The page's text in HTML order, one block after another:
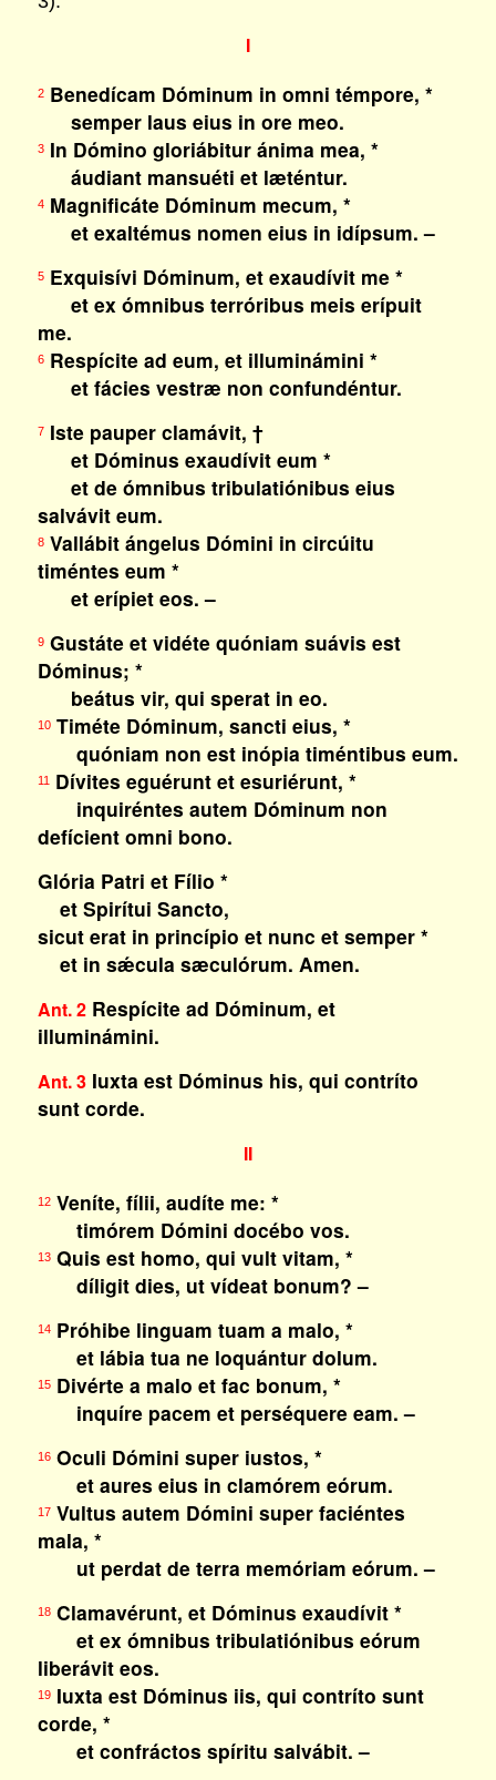
I
2Benedícam Dóminum in omni témpore, *
semper laus eius in ore meo.
3In Dómino gloriábitur ánima mea, *
áudiant mansuéti et læténtur.
4Magnificáte Dóminum mecum, *
et exaltémus nomen eius in idípsum. –
5Exquisívi Dóminum, et exaudívit me *
et ex ómnibus terróribus meis erípuit
me.
6Respícite ad eum, et illuminámini *
et fácies vestræ non confundéntur.
7Iste pauper clamávit, †
et Dóminus exaudívit eum *
et de ómnibus tribulatiónibus eius
salvávit eum.
8Vallábit ángelus Dómini in circúitu
timéntes eum *
et erípiet eos. –
9Gustáte et vidéte quóniam suávis est
Dóminus; *
beátus vir, qui sperat in eo.
10Timéte Dóminum, sancti eius, *
quóniam non est inópia timéntibus eum.
11Dívites eguérunt et esuriérunt, *
inquiréntes autem Dóminum non
defícient omni bono.
Glória Patri et Fílio *
et Spirítui Sancto,
sicut erat in princípio et nunc et semper *
et in sǽcula sæculórum. Amen.
Ant. 2Respícite ad Dóminum, et
illuminámini.
Ant. 3Iuxta est Dóminus his, qui contríto
sunt corde.
II
12Veníte, fílii, audíte me: *
timórem Dómini docébo vos.
13Quis est homo, qui vult vitam, *
díligit dies, ut vídeat bonum? –
14Próhibe linguam tuam a malo, *
et lábia tua ne loquántur dolum.
15Divérte a malo et fac bonum, *
inquíre pacem et perséquere eam. –
16Oculi Dómini super iustos, *
et aures eius in clamórem eórum.
17Vultus autem Dómini super faciéntes
mala, *
ut perdat de terra memóriam eórum. –
18Clamavérunt, et Dóminus exaudívit *
et ex ómnibus tribulatiónibus eórum
liberávit eos.
19Iuxta est Dóminus iis, qui contríto sunt
corde, *
et confráctos spíritu salvábit. –